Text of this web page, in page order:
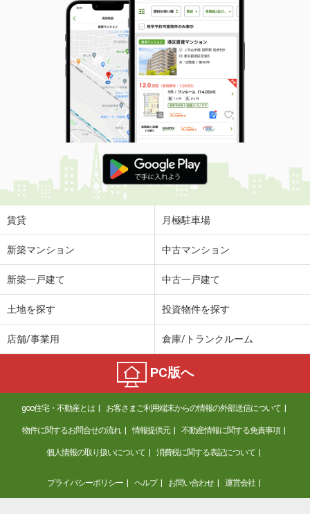
賃貸 月極駐車場
新築マンション 中古マンション
新築一戸建て 中古一戸建て
土地を探す 投資物件を探す
店舗/事業用 倉庫/トランクルーム
PC版へ
goo住宅・不動産とは お客さまご利用端末からの情報の外部送信について
物件に関するお問合せの流れ 情報提供元 不動産情報に関する免責事項
個人情報の取り扱いについて 消費税に関する表記について
プライバシーポリシー ヘルプ お問い合わせ 運営会社